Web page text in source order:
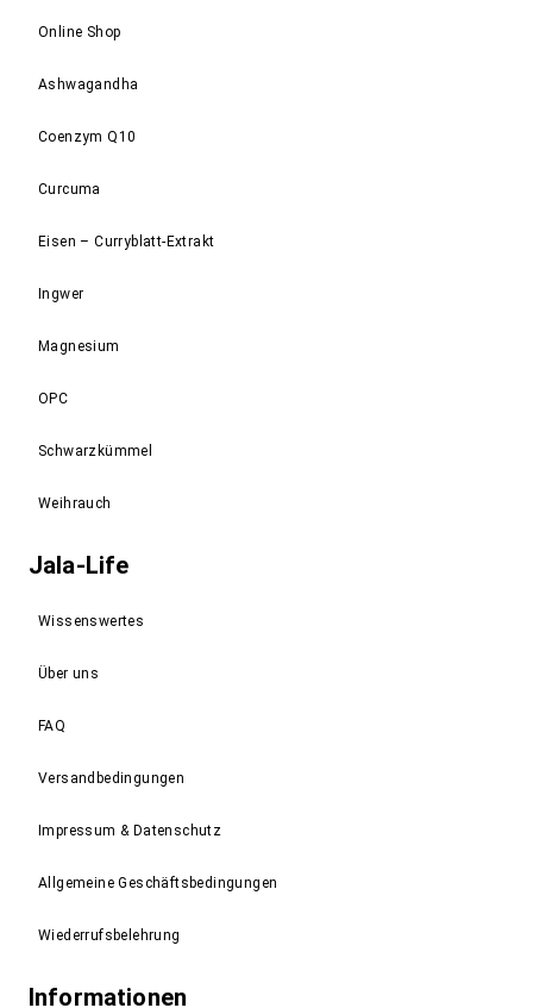
Online Shop
Ashwagandha
Coenzym Q10
Curcuma
Eisen – Curryblatt-Extrakt
Ingwer
Magnesium
OPC
Schwarzkümmel
Weihrauch
Jala-Life
Wissenswertes
Über uns
FAQ
Versandbedingungen
Impressum & Datenschutz
Allgemeine Geschäftsbedingungen
Wiederrufsbelehrung
Informationen